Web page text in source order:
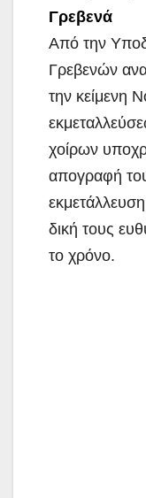
Γρεβενά
Από την
Γρεβενών
την κείμενη
χοίρων
απογραφή
δική τους
το χρόνο.